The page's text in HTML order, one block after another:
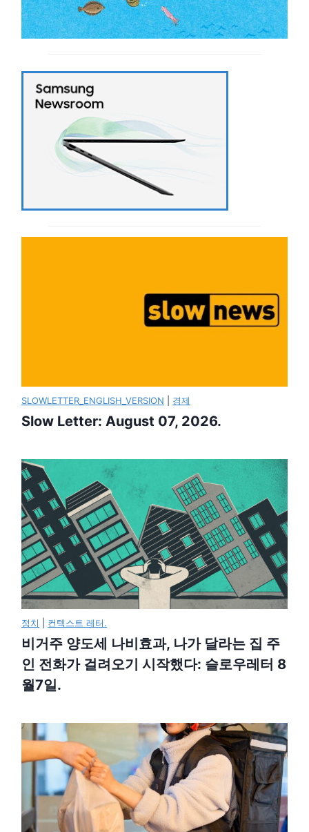
SLOWLETTER_ENGLISH_VERSION 경제
Slow Letter: August 07, 2026.
정치 컨텍스트 레터.
비거주 양도세 나비효과, 나가 달라는 집 주
인 전화가 걸려오기 시작했다: 슬로우레터 8
월7일.